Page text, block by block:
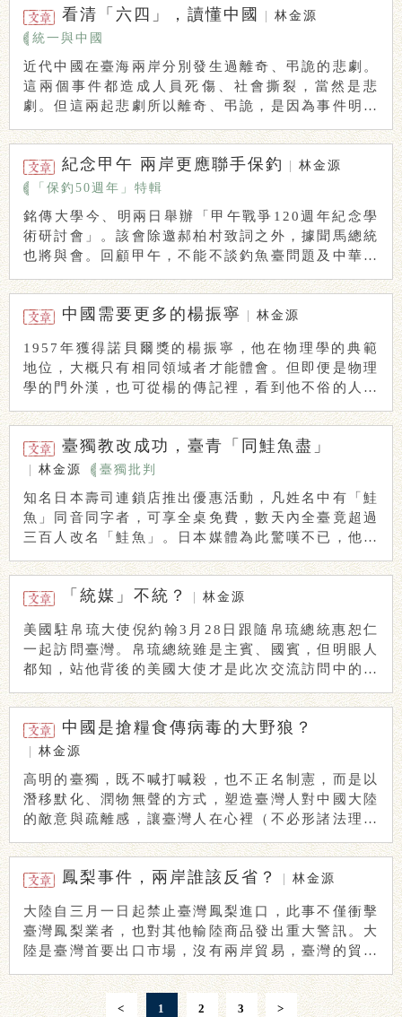
看清「六四」，讀懂中國
林金源
統一與中國
近代中國在臺海兩岸分別發生過離奇、弔詭的悲劇。
這兩個事件都造成人員死傷、社會撕裂，當然是悲
劇。但這兩起悲劇所以離奇、弔詭，是因為事件明明
紀念甲午 兩岸更應聯手保釣
林金源
「保釣50週年」特輯
銘傳大學今、明兩日舉辦「甲午戰爭120週年紀念學
術研討會」。該會除邀郝柏村致詞之外，據聞馬總統
也將與會。回顧甲午，不能不談釣魚臺問題及中華民
中國需要更多的楊振寧 林金源
1957年獲得諾貝爾獎的楊振寧，他在物理學的典範
地位，大概只有相同領域者才能體會。但即便是物理
學的門外漢，也可從楊的傳記裡，看到他不俗的人格
臺獨教改成功，臺青「同鮭魚盡」
林金源 臺獨批判
知名日本壽司連鎖店推出優惠活動，凡姓名中有「鮭
魚」同音同字者，可享全桌免費，數天內全臺竟超過
三百人改名「鮭魚」。日本媒體為此驚嘆不已，他們
「統媒」不統？ 林金源
美國駐帛琉大使倪約翰3月28日跟隨帛琉總統惠恕仁
一起訪問臺灣。帛琉總統雖是主賓、國賓，但明眼人
都知，站他背後的美國大使才是此次交流訪問中的關
中國是搶糧食傳病毒的大野狼？
林金源
高明的臺獨，既不喊打喊殺，也不正名制憲，而是以
潛移默化、潤物無聲的方式，塑造臺灣人對中國大陸
的敵意與疏離感，讓臺灣人在心裡（不必形諸法理）
鳳梨事件，兩岸誰該反省？ 林金源
大陸自三月一日起禁止臺灣鳳梨進口，此事不僅衝擊
臺灣鳳梨業者，也對其他輸陸商品發出重大警訊。大
陸是臺灣首要出口市場，沒有兩岸貿易，臺灣的貿易
< 1 2 3 >